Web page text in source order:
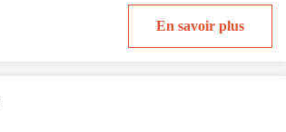
En savoir plus